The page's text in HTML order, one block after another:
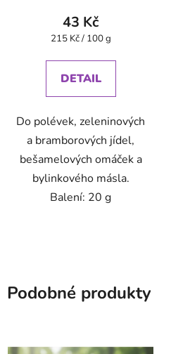
43 Kč
Měrná
215 Kč / 100 g
DETAIL
Do polévek, zeleninových
a bramborových jídel,
bešamelových omáček a
bylinkového másla.
Balení: 20 g
Podobné produkty